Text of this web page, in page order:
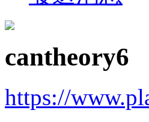
cantheory6
https://